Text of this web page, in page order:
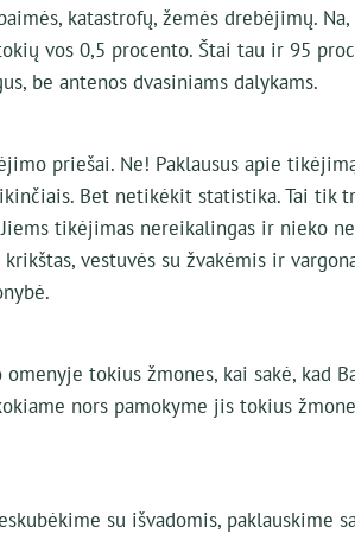
katastrofų, žemės drebėjimų.
vos 0,5 procento. Štai tau ir 95
be antenos dvasiniams dalykams.
priešai. Ne! Paklausus apie
Bet netikėkit statistika. Tai tik
tikėjimas nereikalingas ir nieko
vestuvės su žvakėmis ir
tokius žmones, kai sakė, kad
nors pamokyme jis tokius
su išvadomis, paklauskime